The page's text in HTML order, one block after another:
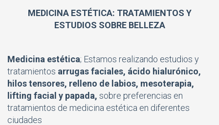
MEDICINA ESTÉTICA: TRATAMIENTOS Y
ESTUDIOS SOBRE BELLEZA
Medicina estética; Estamos realizando estudios y
tratamientos arrugas faciales, ácido hialurónico,
hilos tensores, relleno de labios, mesoterapia,
lifting facial y papada, sobre preferencias en
tratamientos de medicina estética en diferentes
ciudades